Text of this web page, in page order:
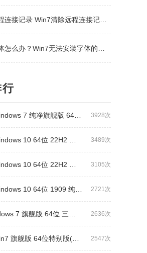
接记录 Win7清除远程连接记录方法
办？Win7无法安装字体的解决方法
3928次
纯净旗舰版 64位（万能驱动版）
3489次
22H2 纯净专业版（驱动总裁版）
3105次
22H2 纯净专业版（万能驱动版）
2721次
位 1909 纯净专业版（万能驱动版）
2636次
舰版 64位 三版合一 原版系统
2547次
位特别版(支持intel&amd最新硬件)